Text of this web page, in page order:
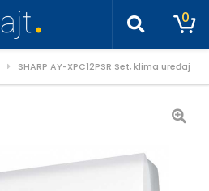
0
SHARP AY-XPC12PSR Set, klima uređaj